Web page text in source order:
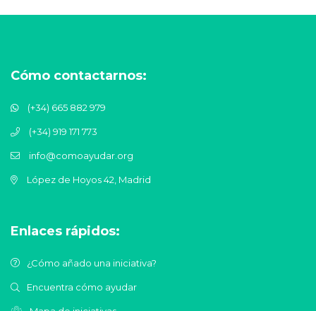
Cómo contactarnos:
(+34) 665 882 979
(+34) 919 171 773
info@comoayudar.org
López de Hoyos 42, Madrid
Enlaces rápidos:
¿Cómo añado una iniciativa?
Encuentra cómo ayudar